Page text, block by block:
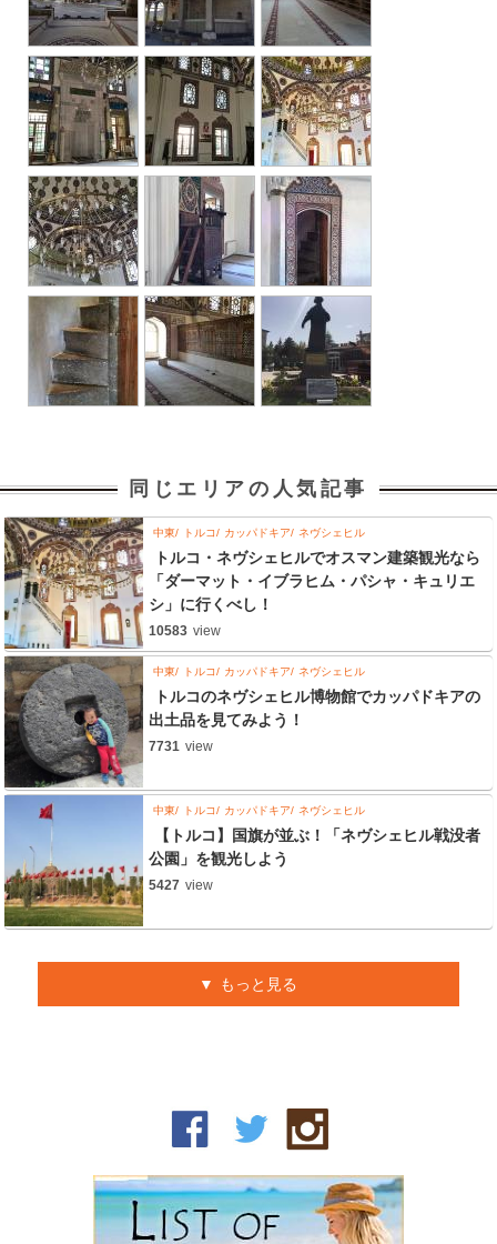
同じエリアの人気記事
中東 トルコ カッパドキア ネヴシェヒル
トルコ・ネヴシェヒルでオスマン建築観光なら
「ダーマット・イブラヒム・パシャ・キュリエ
シ」に行くべし！
10583 view
中東 トルコ カッパドキア ネヴシェヒル
トルコのネヴシェヒル博物館でカッパドキアの
出土品を見てみよう！
7731 view
中東 トルコ カッパドキア ネヴシェヒル
【トルコ】国旗が並ぶ！「ネヴシェヒル戦没者
公園」を観光しよう
5427 view
もっと見る